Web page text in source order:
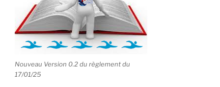
Nouveau Version 0.2 du règlement du
17/01/25